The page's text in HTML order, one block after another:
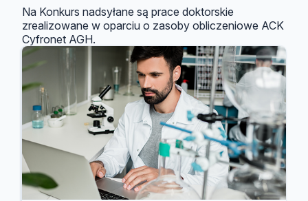
Na Konkurs nadsyłane są prace doktorskie
zrealizowane w oparciu o zasoby obliczeniowe ACK
Cyfronet AGH.